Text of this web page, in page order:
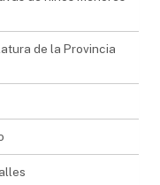
de la Provincia